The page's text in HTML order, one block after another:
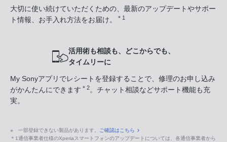
大切に使い続けていただくための、最新のアップデートやサポー
ト情報、お手入れ方法をお届け。
＊1
活用術も相談も、どこからでも、
タイムリーに
My Sonyアプリでレシートを登録することで、修理のお申し込み
がかんたんにできます ＊2。チャット相談などサポート機能も充
実。
※ 一部登録できない製品があります。 ご確認はこちら
＊1通信事業者仕様のXperiaスマートフォンのアップデートについては、各通信事業者から